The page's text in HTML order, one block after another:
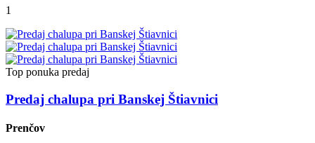
1
Top ponuka predaj
Predaj chalupa pri Banskej Štiavnici
Prenčov